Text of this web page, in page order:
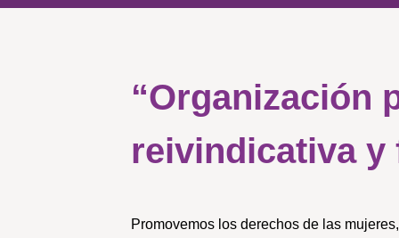
“Organización
reivindicativa y
Promovemos los derechos de las